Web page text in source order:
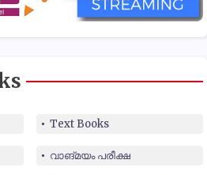
Text Books
വാങ്മയം പരീക്ഷ